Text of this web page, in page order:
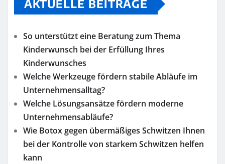
AKTUELLE BEITRÄGE
So unterstützt eine Beratung zum Thema
Kinderwunsch bei der Erfüllung Ihres
Kinderwunsches
Welche Werkzeuge fördern stabile Abläufe im
Unternehmensalltag?
Welche Lösungsansätze fördern moderne
Unternehmensabläufe?
Wie Botox gegen übermäßiges Schwitzen Ihnen
bei der Kontrolle von starkem Schwitzen helfen
kann